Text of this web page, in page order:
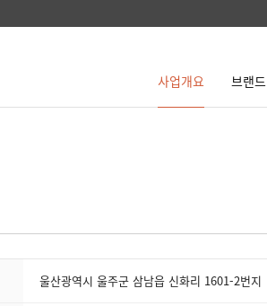
사업개요 브랜드
울산광역시 울주군 삼남읍 신화리 1601-2번지